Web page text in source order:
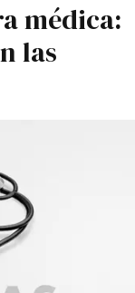
médica:
las